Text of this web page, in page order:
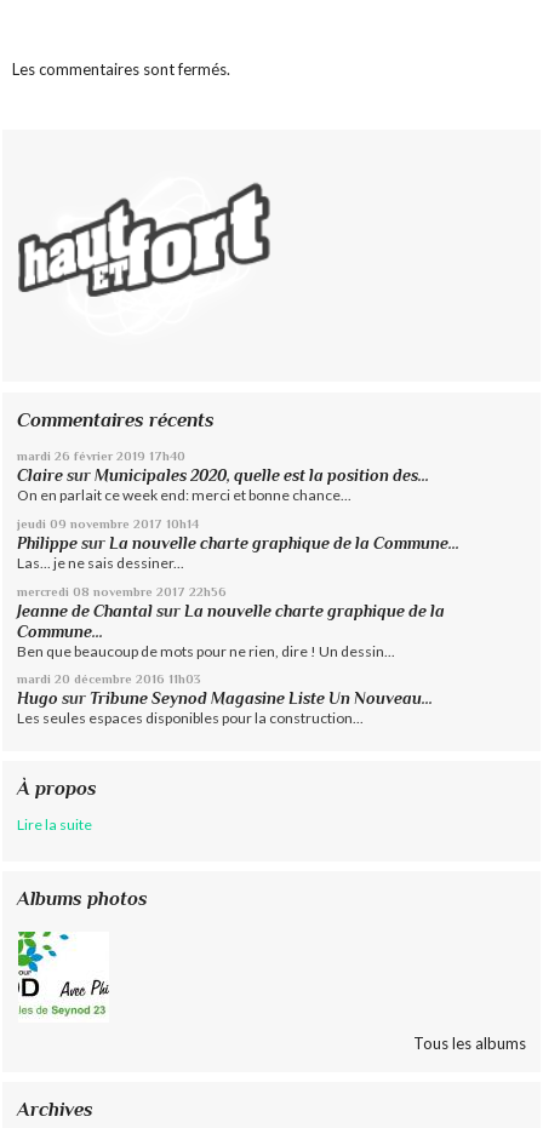
Commentaires récents
mardi 26 février 2019 17h40
Claire surMunicipales 2020, quelle est la position des...
On en parlait ce week end: merci et bonne chance...
jeudi 09 novembre 2017 10h14
Philippe sur La nouvelle charte graphique de la Commune...
Las... je ne sais dessiner...
mercredi 08 novembre 2017 22h56
Jeanne de Chantal sur La nouvelle charte graphique de la
Commune...
Ben que beaucoup de mots pour ne rien, dire ! Un dessin...
mardi 20 décembre 2016 11h03
Hugo surTribune Seynod Magasine Liste Un Nouveau...
Les seules espaces disponibles pour la construction...
À propos
Lire la suite
Albums photos
Tous les albums
Archives
Les commentaires sont fermés.